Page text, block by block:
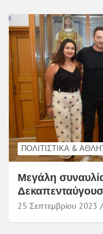
ΠΟΛΙΤΙΣΤΙΚΆ &
Μεγάλη
25 Σεπτεμβρίου 2023